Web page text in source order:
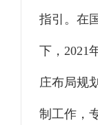
指引。在
下，2021
庄布局规
制工作，